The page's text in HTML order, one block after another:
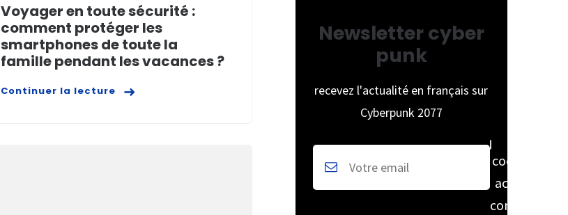
Voyager en toute sécurité :
comment protéger les
smartphones de toute la
famille pendant les vacances ?
Continuer la lecture
Newsletter cyber
punk
recevez l'actualité en français sur
Cyberpunk 2077
cochez pour
accepter la
conservation